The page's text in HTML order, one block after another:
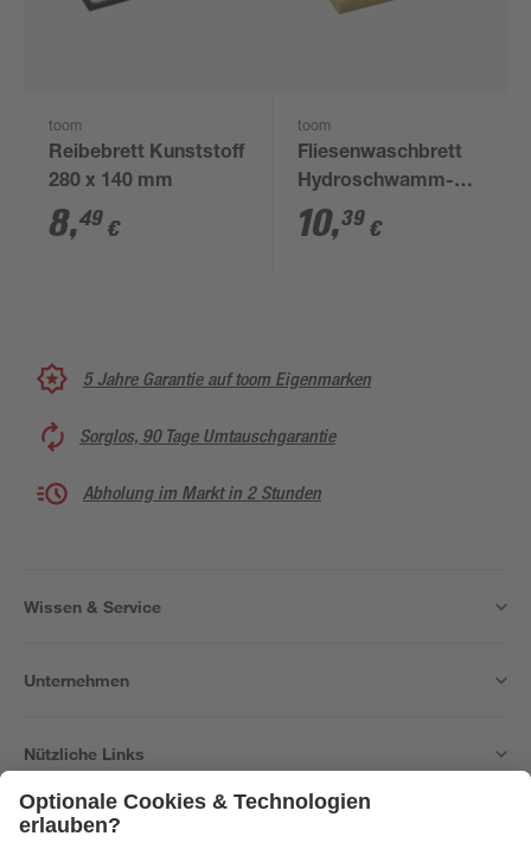
toom
Reibebrett Kunststoff
280 x 140 mm
8,49 €
toom
Fliesenwaschbrett
Hydroschwamm-
Belag 280 x 140 mm
10,39 €
5 Jahre Garantie auf toom Eigenmarken
Sorglos, 90 Tage Umtauschgarantie
Abholung im Markt in 2 Stunden
Wissen & Service
Unternehmen
Nützliche Links